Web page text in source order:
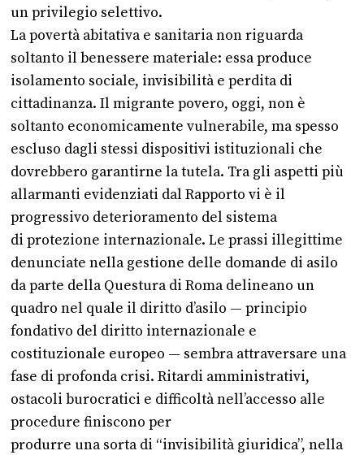
un privilegio selettivo.
La povertà abitativa e sanitaria non riguarda
soltanto il benessere materiale: essa produce
isolamento sociale, invisibilità e perdita di
cittadinanza. Il migrante povero, oggi, non è
soltanto economicamente vulnerabile, ma spesso
escluso dagli stessi dispositivi istituzionali che
dovrebbero garantirne la tutela. Tra gli aspetti più
allarmanti evidenziati dal Rapporto vi è il
progressivo deterioramento del sistema
di protezione internazionale. Le prassi illegittime
denunciate nella gestione delle domande di asilo
da parte della Questura di Roma delineano un
quadro nel quale il diritto d’asilo — principio
fondativo del diritto internazionale e
costituzionale europeo — sembra attraversare una
fase di profonda crisi. Ritardi amministrativi,
ostacoli burocratici e difficoltà nell’accesso alle
procedure finiscono per
produrre una sorta di “invisibilità giuridica”, nella